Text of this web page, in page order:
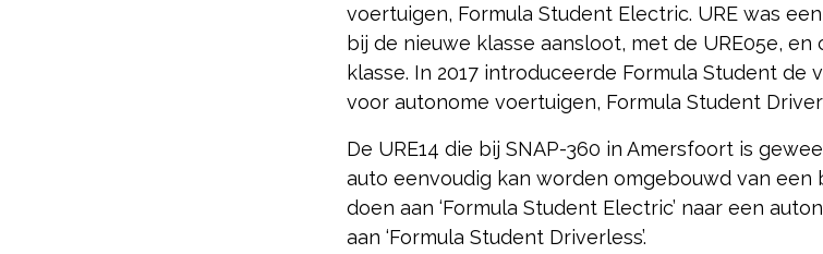
voertuigen, Formula Student Electric. URE was
bij de nieuwe klasse aansloot, met de URE05e,
klasse. In 2017 introduceerde Formula Student de
voor autonome voertuigen, Formula Student
De URE14 die bij SNAP-360 in Amersfoort is
auto eenvoudig kan worden omgebouwd van een
doen aan ‘Formula Student Electric’ naar een
aan ‘Formula Student Driverless’.